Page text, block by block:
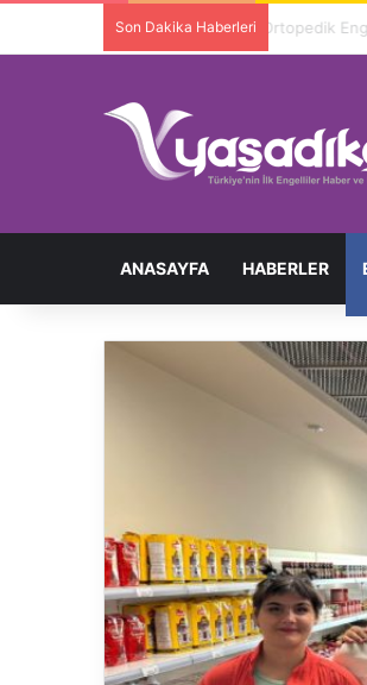
Son Dakika Haberleri Ortopedik
ANASAYFA HABERLER